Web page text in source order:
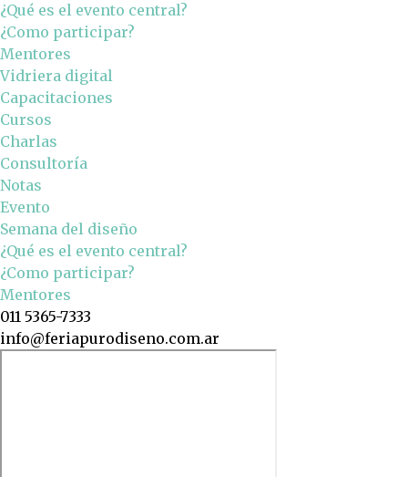
¿Qué es el evento central?
¿Como participar?
Mentores
Vidriera digital
Capacitaciones
Cursos
Charlas
Consultoría
Notas
Evento
Semana del diseño
¿Qué es el evento central?
¿Como participar?
Mentores
011 5365-7333
info@feriapurodiseno.com.ar